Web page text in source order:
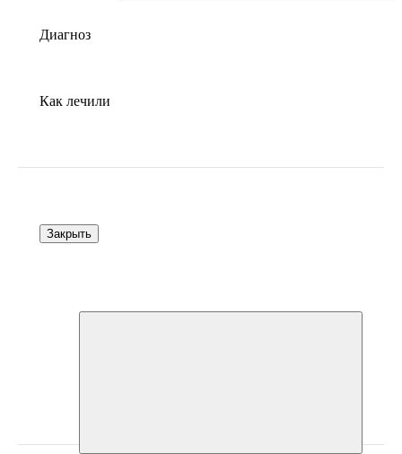
Диагноз
Как лечили
Закрыть